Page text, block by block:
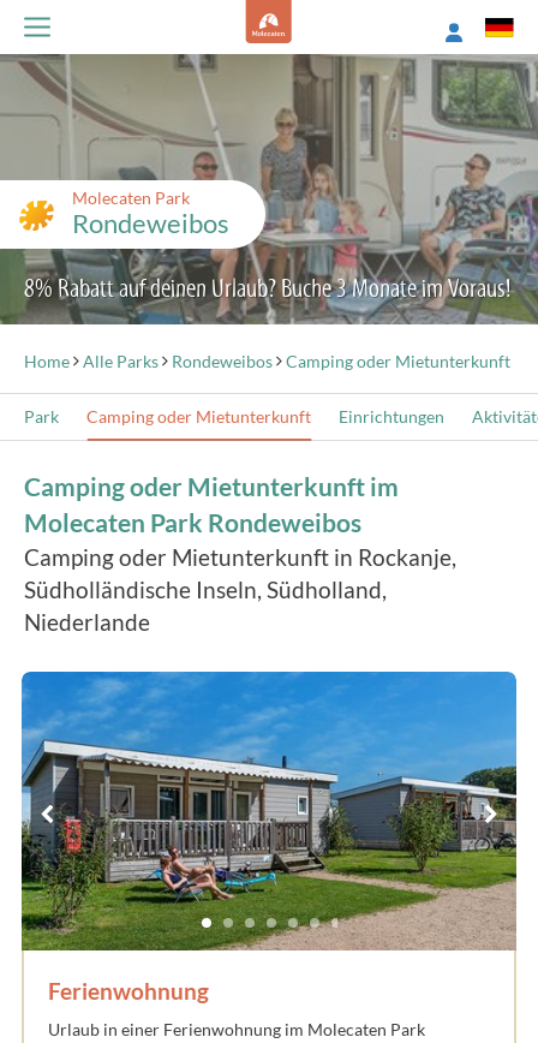
Molecaten Park
Rondeweibos
8% Rabatt auf deinen Urlaub? Buche 3 Monate im Voraus!
Home Alle Parks Rondeweibos Camping oder Mietunterkunft
Park Camping oder Mietunterkunft Einrichtungen
Camping oder Mietunterkunft im
Molecaten Park Rondeweibos
Camping oder Mietunterkunft in Rockanje,
Südholländische Inseln, Südholland,
Niederlande
Ferienwohnung
Urlaub in einer Ferienwohnung im Molecaten Park